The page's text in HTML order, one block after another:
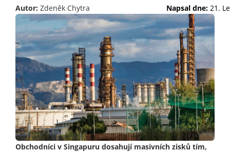
Autor: Zdeněk Chytra Napsal dne: 21.
Obchodníci v Singapuru dosahují masivních zisků tím,